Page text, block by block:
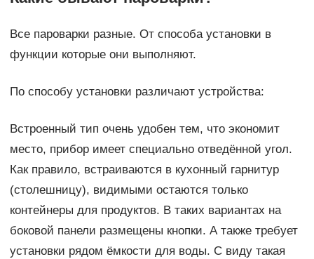
Все пароварки разные. От способа установки в
функции которые они выполняют.
По способу установки различают устройства:
Встроенный тип очень удобен тем, что экономит
место, прибор имеет специально отведённой угол.
Как правило, встраиваются в кухонный гарнитур
(столешницу), видимыми остаются только
контейнеры для продуктов. В таких вариантах на
боковой панели размещены кнопки. А также требует
установки рядом ёмкости для воды. С виду такая